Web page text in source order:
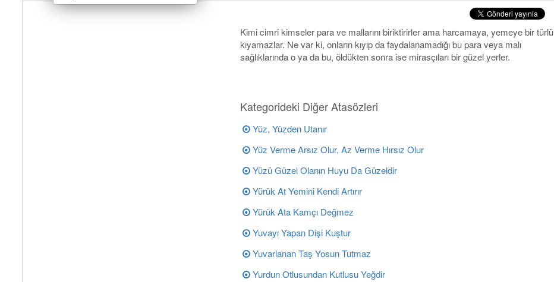
Kimi cimri kimseler para ve mallarını biriktirirler ama harcamaya, yemeye bir türlü
kıyamazlar. Ne var ki, onların kıyıp da faydalanamadığı bu para veya malı
sağlıklarında o ya da bu, öldükten sonra ise mirasçıları bir güzel yerler.
Kategorideki Diğer Atasözleri
Yüz, Yüzden Utanır
Yüz Verme Arsız Olur, Az Verme Hırsız Olur
Yüzü Güzel Olanın Huyu Da Güzeldir
Yürük At Yemini Kendi Artırır
Yürük Ata Kamçı Değmez
Yuvayı Yapan Dişi Kuştur
Yuvarlanan Taş Yosun Tutmaz
Yurdun Otlusundan Kutlusu Yeğdir